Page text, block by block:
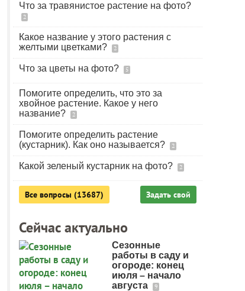
Что за травянистое растение на фото?
2
Какое название у этого растения с
желтыми цветками?
2
Что за цветы на фото? 5
Помогите определить, что это за
хвойное растение. Какое у него
название?
2
Помогите определить растение
(кустарник). Как оно называется?
2
Какой зеленый кустарник на фото? 2
Все вопросы (13687) Задать свой
Сейчас актуально
Сезонные
работы в саду и
огороде: конец
июля – начало
августа
9